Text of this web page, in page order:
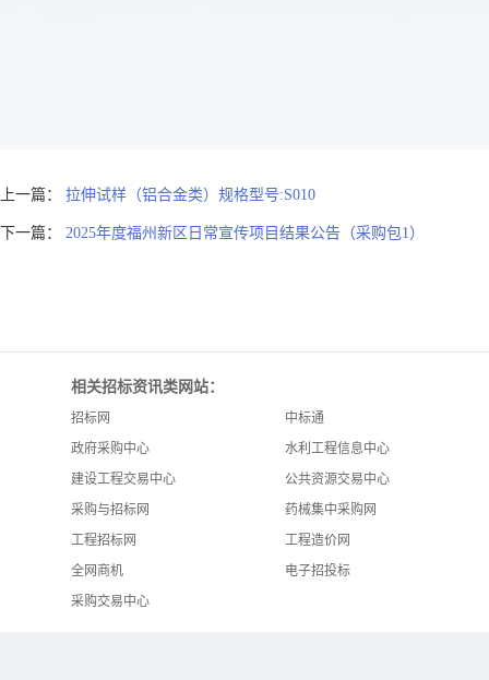
上一篇： 拉伸试样（铝合金类）规格型号:S010
下一篇： 2025年度福州新区日常宣传项目结果公告（采购包1）
相关招标资讯类网站：
招标网
中标通
政府采购中心
水利工程信息中心
建设工程交易中心
公共资源交易中心
采购与招标网
药械集中采购网
工程招标网
工程造价网
全网商机
电子招投标
采购交易中心